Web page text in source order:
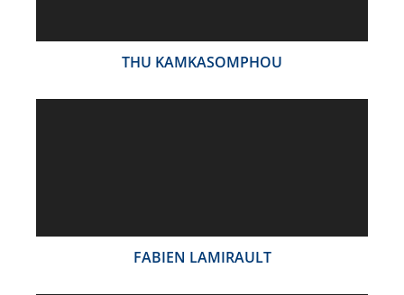
THU KAMKASOMPHOU
FABIEN LAMIRAULT